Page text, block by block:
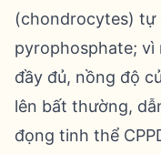
(chondrocytes) tự
pyrophosphate; vì
đầy đủ, nồng độ
lên bất thường,
đọng tinh thể